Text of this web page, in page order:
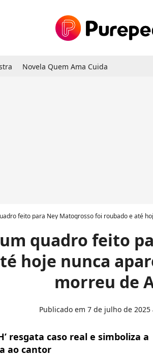
Novela Quem Ama Cuida
feito para Ney Matogrosso foi roubado e até
um quadro feito
hoje nunca
morreu de
Publicado em 7 de julho de 2025
resgata caso real e simboliza a
ao cantor